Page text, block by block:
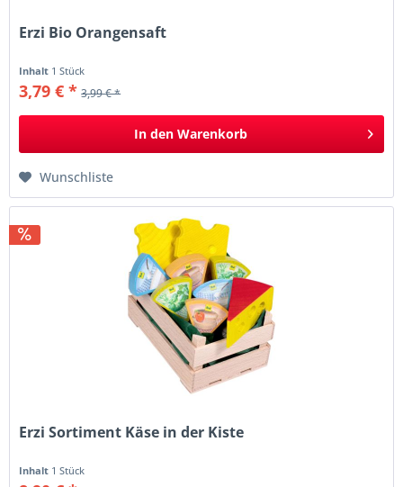
Erzi Bio Orangensaft
Inhalt 1 Stück
3,79 € * 3,99 € *
In den Warenkorb
Wunschliste
Erzi Sortiment Käse in der Kiste
Inhalt 1 Stück